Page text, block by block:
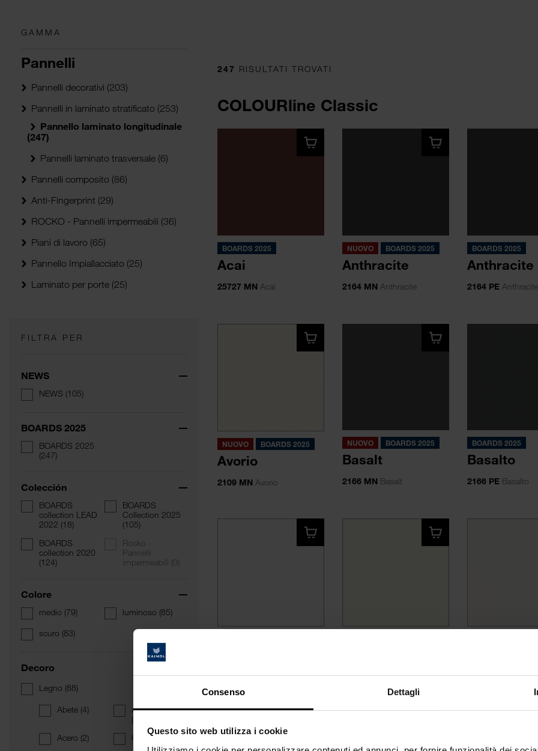
Consenso Dettagli
Questo sito web utilizza i cookie
GAMMA
Pannelli
Pannelli decorativi (203)
Pannelli in laminato stratificato (253)
Pannello laminato longitudinale
(247)
Pannelli laminato trasversale (6)
Pannelli composito (86)
Anti-Fingerprint (29)
ROCKO - Pannelli impermeabili (36)
Piani di lavoro (65)
Pannello Impiallacciato (25)
Laminato per porte (25)
FILTRA PER
NEWS
NEWS (105)
BOARDS 2025
BOARDS 2025
(247)
Colección
BOARDS
collection LEAD
2022 (18)
BOARDS
Collection 2025
(105)
BOARDS
collection 2020
(124)
Rocko -
Pannelli
impermeabili (0)
Colore
medio (79) luminoso (85)
scuro (83)
Decoro
Legno (88)
Abete (4)
Abete Rosso
(3)
Acero (2) Ciliegia(1)
247 RISULTATI TROVATI
COLOURline Classic
BOARDS 2025
Acai
25727 MN Acai
NUOVO BOARDS 2025
Anthracite
2164 MN Anthracite
BOARDS 2025
Anthracite
2164 PEAnthracite
NUOVO BOARDS 2025
Avorio
2109 MN Avorio
NUOVO BOARDS 2025
Basalt
2166 MN Basalt
BOARDS 2025
Basalto
2166 PEBasalto
27018 MNBianco Cristallo 1101 MNBianco RAL 9010 1101 PEBianco